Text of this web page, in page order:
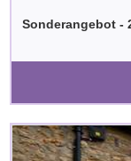
Sonderangebot -